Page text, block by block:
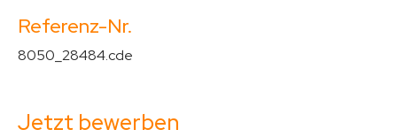
Referenz-Nr.
8050_28484.cde
Jetzt bewerben